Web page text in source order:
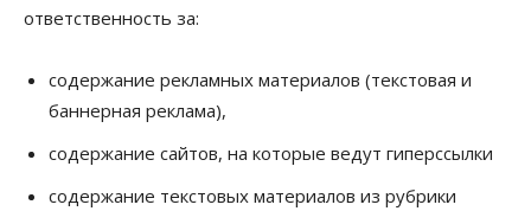
Новосибирские вузы опубликовали
приказы о зачислении на бюджетные места
08 Августа 2026, 16:00
Общество
Искусственный интеллект впервые выписал
ответственность за:
содержание рекламных материалов (текстовая и
баннерная реклама),
содержание сайтов, на которые ведут гиперссылки
содержание текстовых материалов из рубрики